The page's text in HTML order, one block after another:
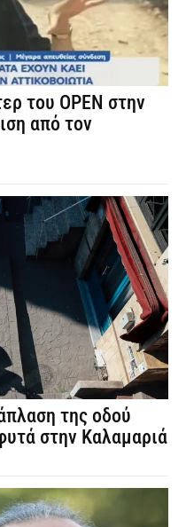
του OPEN στην
από τον
της οδού
στην Καλαμαριά